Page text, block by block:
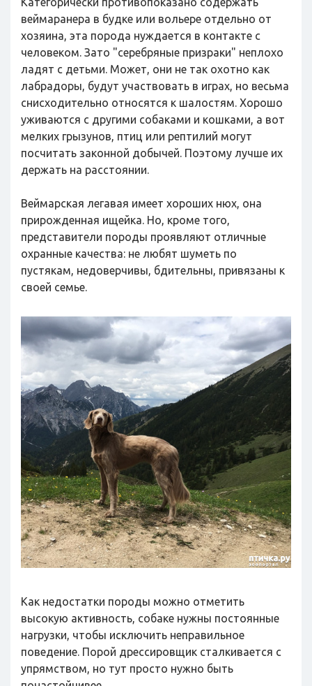
веймаранера в будке или вольере отдельно от
хозяина, эта порода нуждается в контакте с
человеком. Зато "серебряные призраки" неплохо
ладят с детьми. Может, они не так охотно как
лабрадоры, будут участвовать в играх, но весьма
снисходительно относятся к шалостям. Хорошо
уживаются с другими собаками и кошками, а вот
мелких грызунов, птиц или рептилий могут
посчитать законной добычей. Поэтому лучше их
держать на расстоянии.
Веймарская легавая имеет хороших нюх, она
прирожденная ищейка. Но, кроме того,
представители породы проявляют отличные
охранные качества: не любят шуметь по
пустякам, недоверчивы, бдительны, привязаны к
своей семье.
Как недостатки породы можно отметить
высокую активность, собаке нужны постоянные
нагрузки, чтобы исключить неправильное
поведение. Порой дрессировщик сталкивается с
упрямством, но тут просто нужно быть